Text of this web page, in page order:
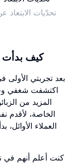
تحدّيات الابتعاد
كيف بدأت
بعد تجربتي الأولى
اكتشفت شغفي
المزيد من
الخاصة، لأقدم
العملاء
كنت أعلم أنهم في